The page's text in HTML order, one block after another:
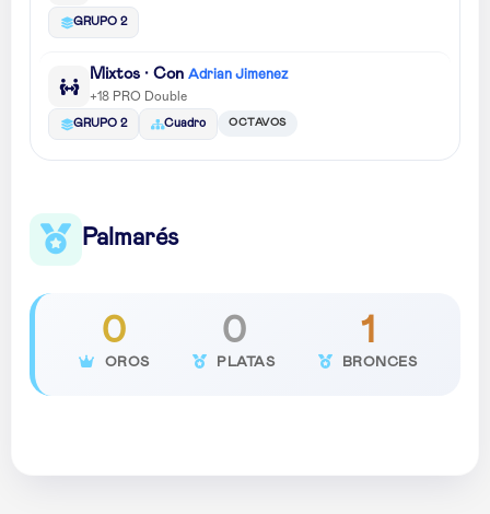
GRUPO 2
Mixtos · Con Adrian Jimenez
+18 PRO Double
GRUPO 2 Cuadro OCTAVOS
Palmarés
0
OROS
0
PLATAS
1
BRONCES